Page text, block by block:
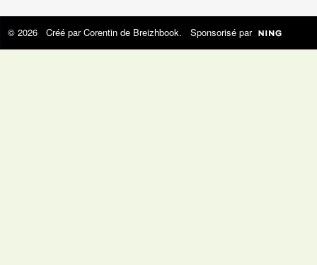
© 2026 Créé parCorentin de Breizhbook. Sponsorisé par